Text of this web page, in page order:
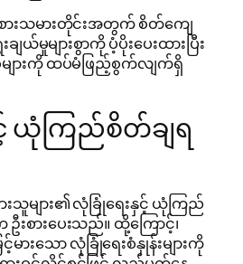
းသမားတိုင်းအတွက် စိတ်ကျေ
ျယ်မှုများစွာကို ပံ့ပိုးပေးထားပြီး
ျားကို ထပ်မံဖြည့်စွက်လျက်ရှိ
ယုံကြည်စိတ်ချရ
သူများ၏ လုံခြုံရေးနှင့် ယုံကြည်
စားပေးသည်။ ထို့ကြောင့်၊
ားသော လုံခြုံရေးစံနှုန်းများကို